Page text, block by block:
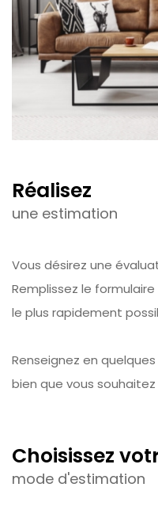
réalisez
une estimation
Vous désirez une
Remplissez le
le plus rapidement
Renseignez en
bien que vous
choisissez
mode d'estimation